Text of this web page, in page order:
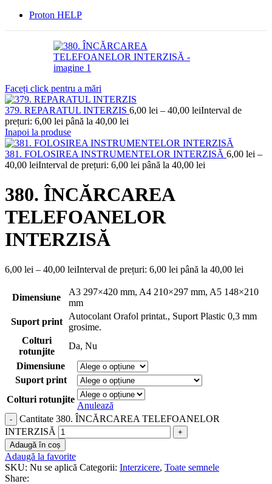
Proton HELP
Faceți click pentru a mări
379. REPARATUL INTERZIS 6,00 lei – 40,00 leiInterval de
prețuri: 6,00 lei până la 40,00 lei
Inapoi la produse
381. FOLOSIREA INSTRUMENTELOR INTERZISĂ 6,00 lei –
40,00 leiInterval de prețuri: 6,00 lei până la 40,00 lei
380. ÎNCĂRCAREA
TELEFOANELOR
INTERZISĂ
6,00 lei – 40,00 leiInterval de prețuri: 6,00 lei până la 40,00 lei
Dimensiune
A3 297×420 mm, A4 210×297 mm, A5 148×210
mm
Suport print
Autocolant Orafol printat., Suport Plastic 0,3 mm
grosime.
Colturi
rotunjite
Da, Nu
Dimensiune
Suport print
Colturi rotunjite
Anulează
Cantitate 380. ÎNCĂRCAREA TELEFOANELOR
INTERZISĂ
Adaugă în coș
Adaugă la favorite
SKU: Nu se aplică Categorii: Interzicere, Toate semnele
Share: